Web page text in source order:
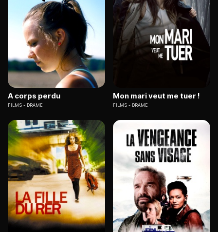
A corps perdu
FILMS DRAME
Mon mari veut me tuer !
FILMS DRAME